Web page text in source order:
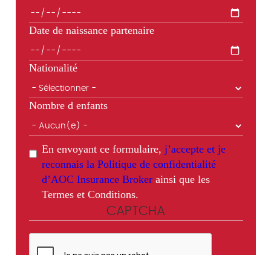
Date de naissance partenaire
Nationalité
Nombre d enfants
En envoyant ce formulaire, j’accepte et je
reconnais la Politique de confidentialité
d’AOC Insurance Brokerainsi que les
Termes et Conditions.
CAPTCHA